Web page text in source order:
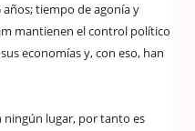
años; tiempo de agonía y
mantienen el control político
economías y, con eso, han
ningún lugar, por tanto es